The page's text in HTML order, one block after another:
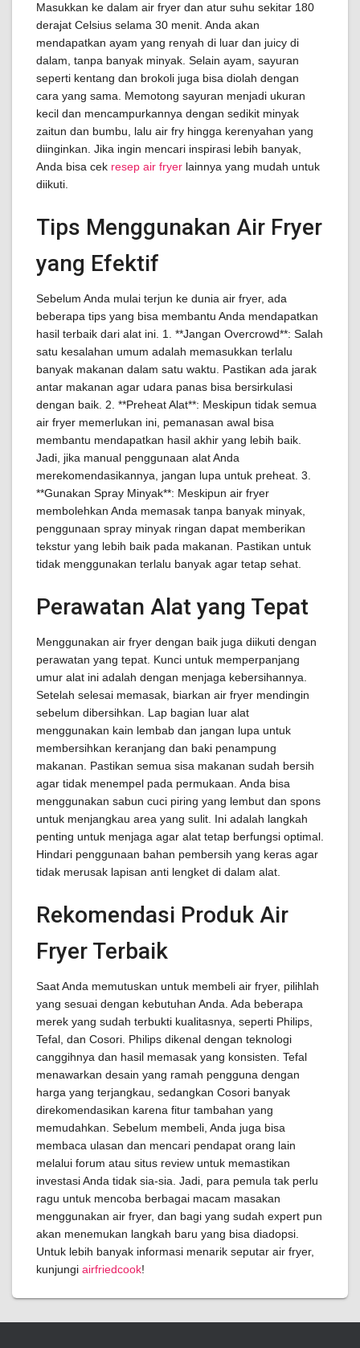
Masukkan ke dalam air fryer dan atur suhu sekitar 180
derajat Celsius selama 30 menit. Anda akan
mendapatkan ayam yang renyah di luar dan juicy di
dalam, tanpa banyak minyak. Selain ayam, sayuran
seperti kentang dan brokoli juga bisa diolah dengan
cara yang sama. Memotong sayuran menjadi ukuran
kecil dan mencampurkannya dengan sedikit minyak
zaitun dan bumbu, lalu air fry hingga kerenyahan yang
diinginkan. Jika ingin mencari inspirasi lebih banyak,
Anda bisa cek resep air fryer lainnya yang mudah untuk
diikuti.
Tips Menggunakan Air Fryer
yang Efektif
Sebelum Anda mulai terjun ke dunia air fryer, ada
beberapa tips yang bisa membantu Anda mendapatkan
hasil terbaik dari alat ini. 1. **Jangan Overcrowd**: Salah
satu kesalahan umum adalah memasukkan terlalu
banyak makanan dalam satu waktu. Pastikan ada jarak
antar makanan agar udara panas bisa bersirkulasi
dengan baik. 2. **Preheat Alat**: Meskipun tidak semua
air fryer memerlukan ini, pemanasan awal bisa
membantu mendapatkan hasil akhir yang lebih baik.
Jadi, jika manual penggunaan alat Anda
merekomendasikannya, jangan lupa untuk preheat. 3.
**Gunakan Spray Minyak**: Meskipun air fryer
membolehkan Anda memasak tanpa banyak minyak,
penggunaan spray minyak ringan dapat memberikan
tekstur yang lebih baik pada makanan. Pastikan untuk
tidak menggunakan terlalu banyak agar tetap sehat.
Perawatan Alat yang Tepat
Menggunakan air fryer dengan baik juga diikuti dengan
perawatan yang tepat. Kunci untuk memperpanjang
umur alat ini adalah dengan menjaga kebersihannya.
Setelah selesai memasak, biarkan air fryer mendingin
sebelum dibersihkan. Lap bagian luar alat
menggunakan kain lembab dan jangan lupa untuk
membersihkan keranjang dan baki penampung
makanan. Pastikan semua sisa makanan sudah bersih
agar tidak menempel pada permukaan. Anda bisa
menggunakan sabun cuci piring yang lembut dan spons
untuk menjangkau area yang sulit. Ini adalah langkah
penting untuk menjaga agar alat tetap berfungsi optimal.
Hindari penggunaan bahan pembersih yang keras agar
tidak merusak lapisan anti lengket di dalam alat.
Rekomendasi Produk Air
Fryer Terbaik
Saat Anda memutuskan untuk membeli air fryer, pilihlah
yang sesuai dengan kebutuhan Anda. Ada beberapa
merek yang sudah terbukti kualitasnya, seperti Philips,
Tefal, dan Cosori. Philips dikenal dengan teknologi
canggihnya dan hasil memasak yang konsisten. Tefal
menawarkan desain yang ramah pengguna dengan
harga yang terjangkau, sedangkan Cosori banyak
direkomendasikan karena fitur tambahan yang
memudahkan. Sebelum membeli, Anda juga bisa
membaca ulasan dan mencari pendapat orang lain
melalui forum atau situs review untuk memastikan
investasi Anda tidak sia-sia. Jadi, para pemula tak perlu
ragu untuk mencoba berbagai macam masakan
menggunakan air fryer, dan bagi yang sudah expert pun
akan menemukan langkah baru yang bisa diadopsi.
Untuk lebih banyak informasi menarik seputar air fryer,
kunjungi airfriedcook!